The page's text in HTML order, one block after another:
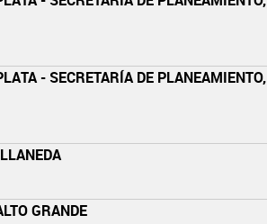
- SECRETARÍA DE PLANEAMIENTO,
GRANDE